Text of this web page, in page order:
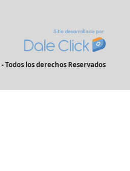
Todos los derechos Reservados